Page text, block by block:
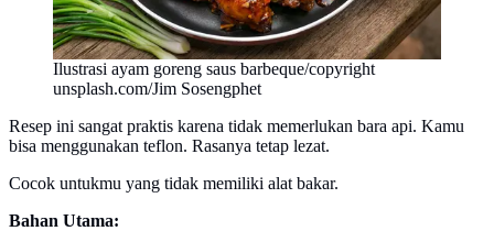
Ilustrasi ayam goreng saus barbeque/copyright
unsplash.com/Jim Sosengphet
Resep ini sangat praktis karena tidak memerlukan bara api. Kamu
bisa menggunakan teflon. Rasanya tetap lezat.
Cocok untukmu yang tidak memiliki alat bakar.
Bahan Utama: